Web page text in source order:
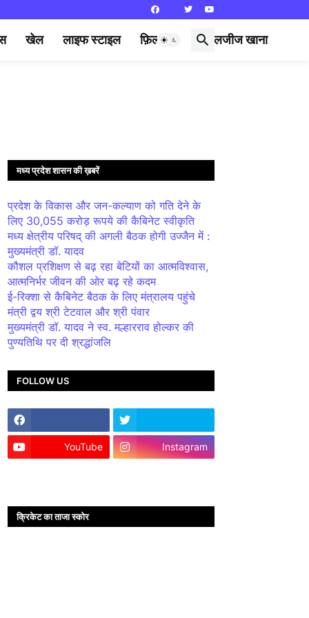
खेल लाइफ स्टाइल फ़िल्मी दुनिया लजीज खाना
मध्य प्रदेश शासन की ख़बरें
प्रदेश के विकास और जन-कल्याण को गति देने के
लिए 30,055 करोड़ रूपये की कैबिनेट स्वीकृति
मध्य क्षेत्रीय परिषद् की अगली बैठक होगी उज्जैन में :
मुख्यमंत्री डॉ. यादव
कौशल प्रशिक्षण से बढ़ रहा बेटियों का आत्मविश्वास,
आत्मनिर्भर जीवन की ओर बढ़ रहे कदम
ई-रिक्शा से कैबिनेट बैठक के लिए मंत्रालय पहुंचे
मंत्री द्वय श्री टेटवाल और श्री पंवार
मुख्यमंत्री डॉ. यादव ने स्व. मल्हारराव होल्कर की
पुण्यतिथि पर दी श्रद्धांजलि
FOLLOW US
YouTube Instagram
क्रिकेट का ताजा स्कोर